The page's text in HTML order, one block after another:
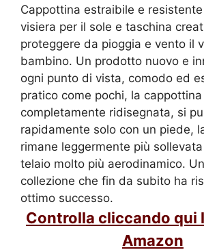
Cappottina estraibile e resistente
visiera per il sole e taschina
proteggere da pioggia e vento il
bambino. Un prodotto nuovo e
ogni punto di vista, comodo ed
pratico come pochi, la
completamente ridisegnata, si
rapidamente solo con un piede,
rimane leggermente più
telaio molto più aerodinamico.
collezione che fin da subito ha
ottimo successo.
Controlla cliccando qui
Amazon